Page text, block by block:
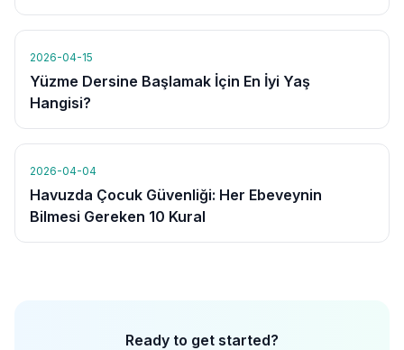
2026-04-15
Yüzme Dersine Başlamak İçin En İyi Yaş
Hangisi?
2026-04-04
Havuzda Çocuk Güvenliği: Her Ebeveynin
Bilmesi Gereken 10 Kural
Ready to get started?